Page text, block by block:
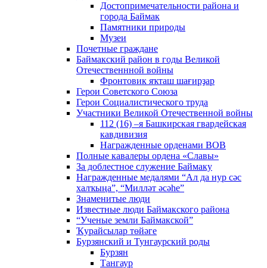
Достопримечательности района и
города Баймак
Памятники природы
Музеи
Почетные граждане
Баймакский район в годы Великой
Отечественнной войны
Фронтовик яҡташ шағирҙар
Герои Советского Союза
Герои Социалистического труда
Участники Великой Отечественной войны
112 (16) –я Башкирская гвардейская
кавдивизия
Награжденные орденами ВОВ
Полные кавалеры ордена «Славы»
За доблестное служение Баймаку
Награжденные медалями “Ал да нур сәс
халҡыңа”, “Милләт әсәһе”
Знаменитые люди
Известные люди Баймакского района
“Ученые земли Баймакской”
Ҡурайсылар төйәге
Бурзянский и Тунгаурский роды
Бурзян
Тангаур